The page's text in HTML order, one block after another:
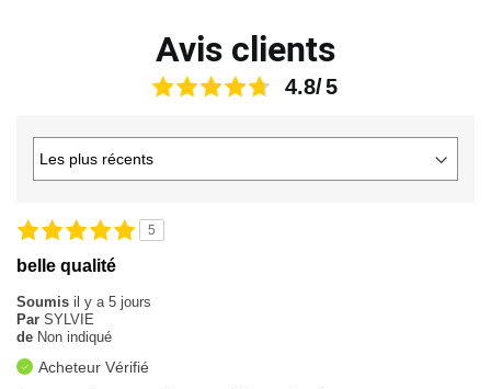
Avis clients
4.8
5
belle qualité
Soumis il y a 5 jours
Par SYLVIE
de Non indiqué
Acheteur Vérifié